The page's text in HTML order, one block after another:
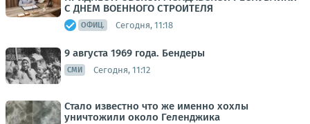
С ДНЕМ ВОЕННОГО СТРОИТЕЛЯ
ОФИЦ. Сегодня, 11:18
9 августа 1969 года. Бендеры
СМИ Сегодня, 11:12
Стало известно что же именно хохлы
уничтожили около Геленджика